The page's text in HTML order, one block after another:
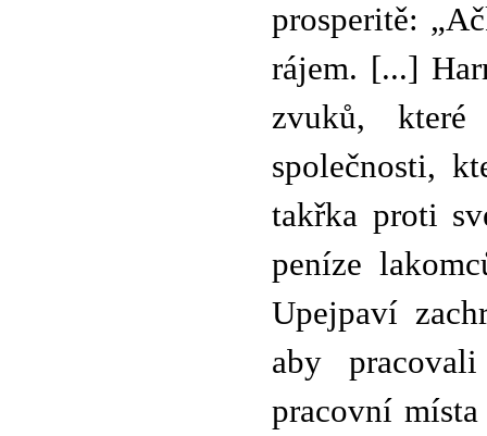
prosperitě:
rájem. [...]
zvuků,
společnosti,
takřka proti
peníze
Upejpaví
aby
pracovní